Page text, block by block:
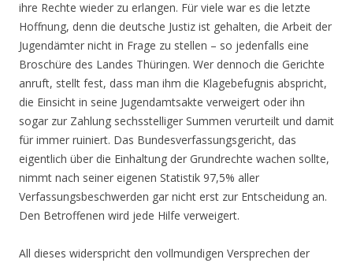
ihre Rechte wieder zu erlangen. Für viele war es die letzte
Hoff­nung, denn die deutsche Justiz ist gehalten, die Arbeit der
Jugendämter nicht in Frage zu stel­len – so jedenfalls eine
Broschüre des Landes Thüringen. Wer dennoch die Gerichte
anruft, stellt fest, dass man ihm die Klagebefugnis abspricht,
die Einsicht in seine Jugendamtsakte verweigert oder ihn
sogar zur Zahlung sechsstelliger Summen verurteilt und damit
für immer ruiniert. Das Bundesverfassungsgericht, das
eigentlich über die Einhaltung der Grundrechte wachen sollte,
nimmt nach seiner eigenen Statistik 97,5% aller
Verfassungsbeschwerden gar nicht erst zur Entscheidung an.
Den Betroffenen wird jede Hilfe verweigert.
All dieses widerspricht den vollmundigen Versprechen der